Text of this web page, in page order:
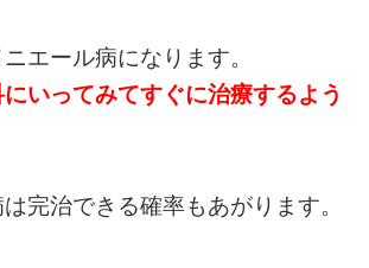
エール病になります。
いってみてすぐに治療するよう
完治できる確率もあがります。